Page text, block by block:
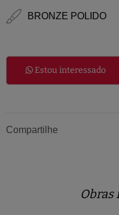
BRONZE POLIDO
Estou interessado
Compartilhe
Obras